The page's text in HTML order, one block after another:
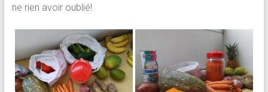
ne rien avoir oublié!